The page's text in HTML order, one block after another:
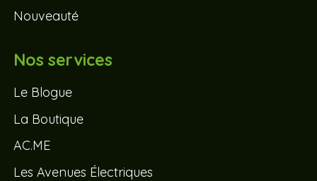
Nouveauté
Nos services
Le Blogue
La Boutique
AC.ME
Les Avenues Électriques